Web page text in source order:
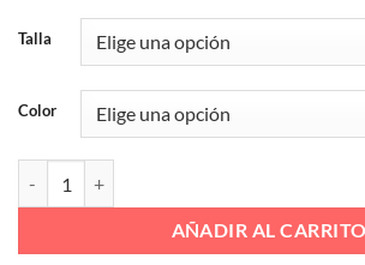
Talla
Color
AÑADIR AL CARRITO